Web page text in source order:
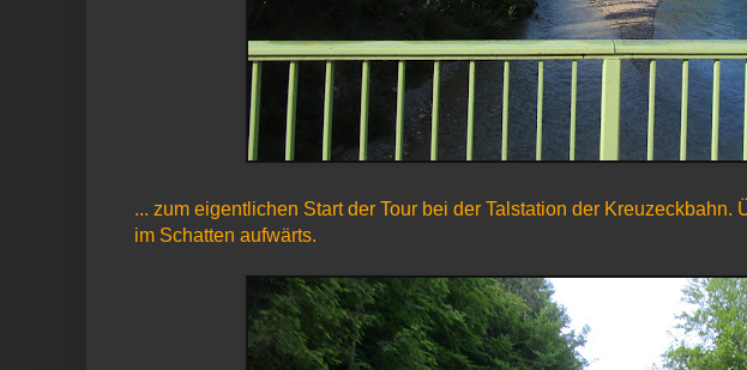
... zum eigentlichen Start der Tour bei der Talstation der Kreuzeckbahn.
im Schatten aufwärts.